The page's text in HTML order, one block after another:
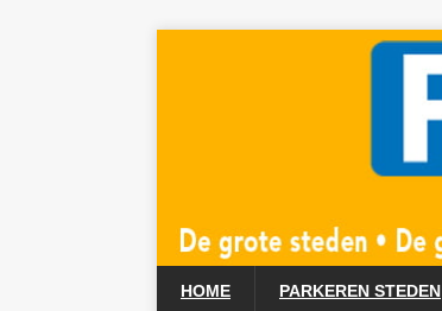
HOME PARKEREN STEDEN